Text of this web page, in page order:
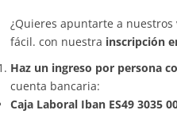
¿Quieres apuntarte a nuestros
fácil. con nuestra inscripción
Haz un ingreso por persona
cuenta bancaria:
Caja Laboral Iban ES49 3035